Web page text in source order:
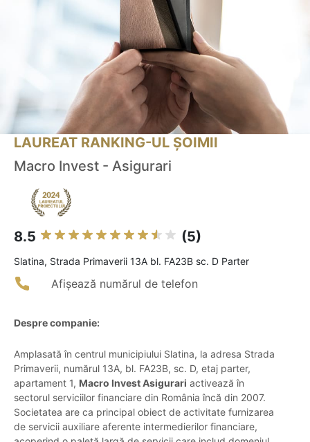
LAUREAT RANKING-UL ȘOIMII
Macro Invest - Asigurari
8.5 (5)
Slatina, Strada Primaverii 13A bl. FA23B sc. D Parter
Afișează numărul de telefon
Despre companie:
Amplasată în centrul municipiului Slatina, la adresa Strada
Primaverii, numărul 13A, bl. FA23B, sc. D, etaj parter,
apartament 1, Macro Invest Asigurari activează în
sectorul serviciilor financiare din România încă din 2007.
Societatea are ca principal obiect de activitate furnizarea
de servicii auxiliare aferente intermedierilor financiare,